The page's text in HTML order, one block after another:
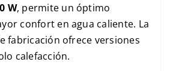
W, permite un óptimo
confort en agua caliente. La
fabricación ofrece versiones
calefacción.